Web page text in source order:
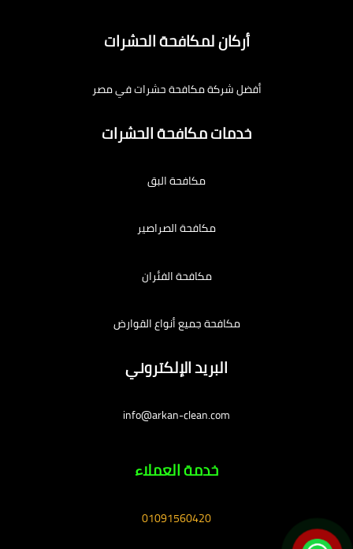
أركان لمكافحة الحشرات
أفضل شركة مكافحة حشرات في مصر
خدمات مكافحة الحشرات
مكافحة البق
مكافحة الصراصير
مكافحة الفئران
مكافحة جميع أنواع القوارض
البريد الإلكتروني
info@arkan-clean.com
خدمة العملاء
01091560420